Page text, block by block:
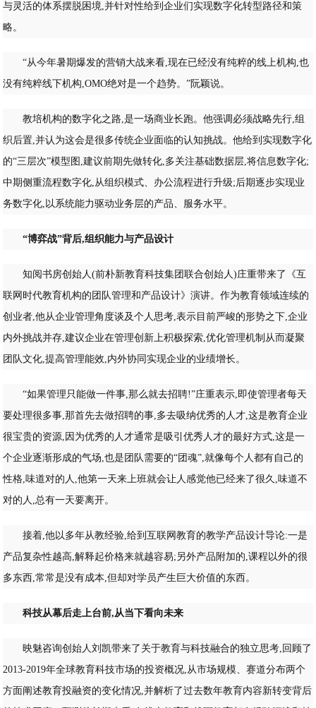
与灵活的体系摆脱困境,并针对性给到企业们实现数字化转型路径和策
略。
“从今年暑期爆发的营销大战来看,现在已经没有纯粹的线上机构,也
没有纯粹线下机构,OMO绝对是一个趋势。”阮颖说。
教培机构的数字化之路,是一场商业长跑。他强调必须战略先行,组
织后置,并认为这会是很多传统企业面临的认知挑战。他给到实现数字化
的“三层次”模型图,建议前期先做转化,多关注基础数据层,将信息数字化;
中期侧重流程数字化,从组织模式、办公流程进行升级;后期逐步实现业
务数字化,以系统能力驱动业务层的产品、服务水平。
“博弈战”背后,组织能力与产品设计
知阅书房创始人(前朴新教育科技集团联合创始人)庄重带来了《互
联网时代教育机构的团队管理和产品设计》演讲。作为教育领域连续的
创业者,他从企业管理角度谈及个人思考,表示目前严峻的形势之下,企业
内外挑战并存,建议企业在管理创新上积极探索,优化管理机制从而凝聚
团队文化,提高管理能效,内外协同实现企业的业绩增长。
“如果管理只能做一件事,那么就去招聘!”庄重表示,即使管理者每天
要处理很多事,那首先去做招聘的事,多去吸纳优秀的人才,这是教育企业
很宝贵的资源,因为优秀的人才通常是吸引优秀人才的最好方式,这是一
个企业逐渐形成的气场,也是团队需要的“团魂”,就像每个人都有自己的
性格,味道对的人,他第一天来上班就会让人感觉他已经来了很久,味道不
对的人,总有一天要离开。
接着,他以多年从教经验,给到互联网教育的教学产品设计导论:一是
产品复杂性越高,解释起价格来就越容易;另外产品附加的,课程以外的很
多东西,常常是没有成本,但却对学员产生巨大价值的东西。
科技从幕后走上台前,从当下看向未来
映魅咨询创始人刘凯带来了关于教育与科技融合的独立思考,回顾了
2013-2019年全球教育科技市场的投资概况,从市场规模、赛道分布两个
方面阐述教育投融资的变化情况,并解析了过去数年教育内容新转变背后